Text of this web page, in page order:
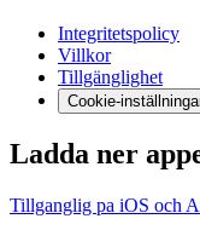
Integritetspolicy
Villkor
Tillgänglighet
Cookie-
Ladda ner
Tillganglig pa iOS och